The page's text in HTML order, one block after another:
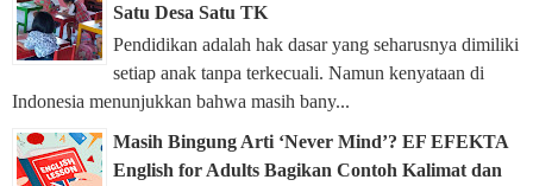
Satu Desa Satu TK
Pendidikan adalah hak dasar yang seharusnya dimiliki
setiap anak tanpa terkecuali. Namun kenyataan di
Indonesia menunjukkan bahwa masih bany...
Masih Bingung Arti ‘Never Mind’? EF EFEKTA
English for Adults Bagikan Contoh Kalimat dan